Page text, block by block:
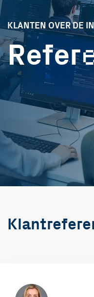
KLANTEN OVER DE
Refer